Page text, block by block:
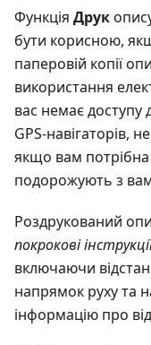
Функція Друк
бути корисною,
паперовій копії
використання
вас немає доступу
GPS-навігаторів,
якщо вам потрібна
подорожують з
Роздрукований
покрокові
включаючи
напрямок руху та
інформацію про